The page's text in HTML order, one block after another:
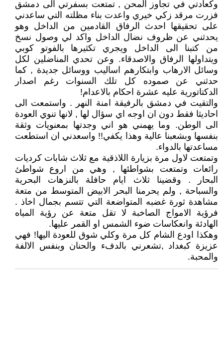
وكعادتي في تجاوز المحن , تمتعت بسفرتي الى دمشق
فزرت مرقد زكي خيري واعدت بناء مظلته التي ساعدني
على تحقيقها احدث الرفاق القادمين من الداخل وهو
يحدثني عن ظروف نضال الداخل واكد لي وصول نسخ
من كتبنا الى الداخل ويجري تكثيرها بالفوتو كوبي
ويتداولها الرفاق والاصدقاء. وعن تحدي المناضلين لكل
وسائل الارهاب وابتكارهم اساليب ووسائل جديدة , كما
حدثني عن صموده كل تلك السنوات رغم اصدار
الدكتاتورية عليه عشرة احكام بالاعدام!
والتقيت في دمشق بالرفيقة امنة النهر . واستمعت الى
احاديثا فقط دون ان اوجه اي سؤال لها , لانها تنوي العودة
الى الوطن. وما يهمني هو اني وجدتها بمعنويات وثقة
بنفسها وبشعبنا عالية وهذا يكفي!! واسعدني ان استطعت
مساعدتها بالدواء.
وتمتعت لاول مرة بزيارة اللاذقية مع ثلاث شابات كرديات
رائعات وتمتعت بشواطئها , وهي من اروع شواطئ
البحار . وقضينا ثلاث ايام حافلة بالنزهات البحرية
والسباحة , ولم يحرمنا البحر الابيض المتوسط من متعة
مشاهدة ثورة غضبه المتواضعة التي تتسم بجمال اخاذ .
فرؤية الامواج الصاخبة لا تقل متعة عن رؤية المياه
الهادئة وانعكاسات ضوء الشمس او القمر عليها.
وهكذا اودع الشام كل مرة وكلي شوق للعودة اليها! فهي
عزيزة كبغداد ,تشعرني بالدفء والحنان وبنفس الالفة
والمحبة.